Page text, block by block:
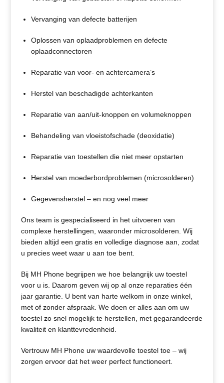
Vervanging van defecte batterijen
Oplossen van oplaadproblemen en defecte
oplaadconnectoren
Reparatie van voor- en achtercamera’s
Herstel van beschadigde achterkanten
Reparatie van aan/uit-knoppen en volumeknoppen
Behandeling van vloeistofschade (deoxidatie)
Reparatie van toestellen die niet meer opstarten
Herstel van moederbordproblemen (microsolderen)
Gegevensherstel – en nog veel meer
Ons team is gespecialiseerd in het uitvoeren van
complexe herstellingen, waaronder microsolderen. Wij
bieden altijd een gratis en volledige diagnose aan, zodat
u precies weet waar u aan toe bent.
Bij MH Phone begrijpen we hoe belangrijk uw toestel
voor u is. Daarom geven wij op al onze reparaties één
jaar garantie. U bent van harte welkom in onze winkel,
met of zonder afspraak. We doen er alles aan om uw
toestel zo snel mogelijk te herstellen, met gegarandeerde
kwaliteit en klanttevredenheid.
Vertrouw MH Phone uw waardevolle toestel toe – wij
zorgen ervoor dat het weer perfect functioneert.